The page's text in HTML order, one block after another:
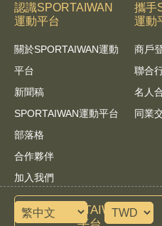
認識SPORTAIWAN
運動平台
關於SPORTAIWAN運動
平台
新聞稿
SPORTAIWAN運動平台
部落格
合作夥伴
加入我們
攜手
運動
商戶
聯合
名人
同業
諮詢SPORTAIWAN運動